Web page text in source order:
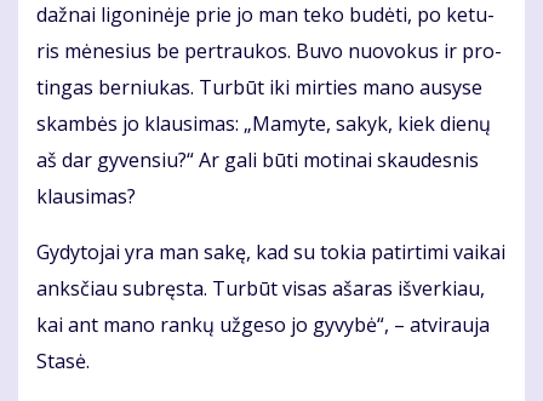
daž­nai li­go­ni­nė­je prie jo man te­ko bu­dė­ti, po ke­tu­
ris mė­ne­sius be per­trau­kos. Bu­vo nuo­vo­kus ir pro­
tin­gas ber­niu­kas. Tur­būt iki mir­ties ma­no au­sy­se
skam­bės jo klau­si­mas: „Ma­my­te, sa­kyk, kiek die­nų
aš dar gy­ven­siu?“ Ar ga­li bū­ti mo­ti­nai skau­des­nis
klau­si­mas?
Gy­dy­to­jai yra man sa­kę, kad su to­kia pa­tir­ti­mi vai­kai
anks­čiau su­bręs­ta. Tur­būt vi­sas aša­ras iš­ver­kiau,
kai ant ma­no ran­kų už­ge­so jo gy­vy­bė“, – at­vi­rau­ja
Sta­sė.